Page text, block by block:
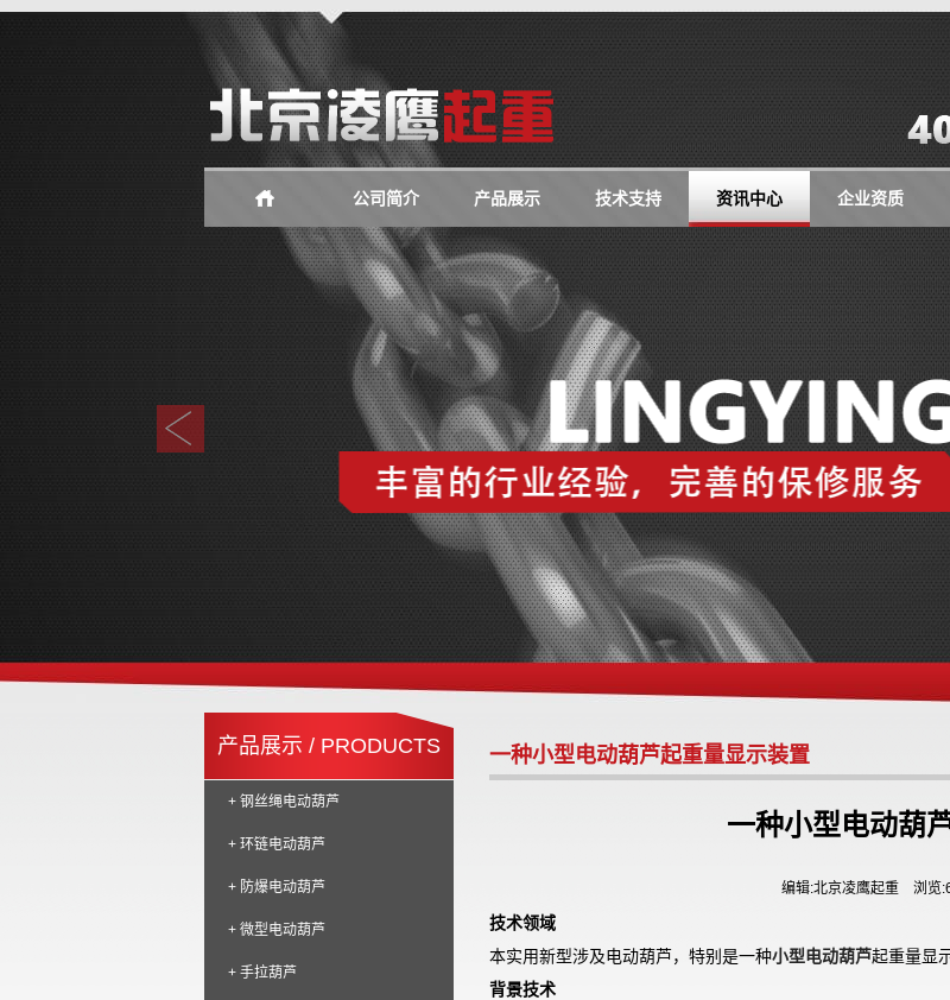
公司简介 产品展示 技术支持 资讯中心 企业资质
产品展示 / PRODUCTS
+ 钢丝绳电动葫芦
+ 环链电动葫芦
+ 防爆电动葫芦
+ 微型电动葫芦
+ 手拉葫芦
一种小型电动葫芦起重量显示装置
一种小型电动葫
编辑:北京凌鹰起重 浏览
技术领域
本实用新型涉及电动葫芦，特别是一种小型电动葫芦起重量显
背景技术